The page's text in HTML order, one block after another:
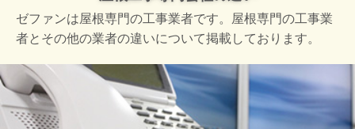
ゼファンは屋根専門の工事業者です。屋根専門の工事業
者とその他の業者の違いについて掲載しております。